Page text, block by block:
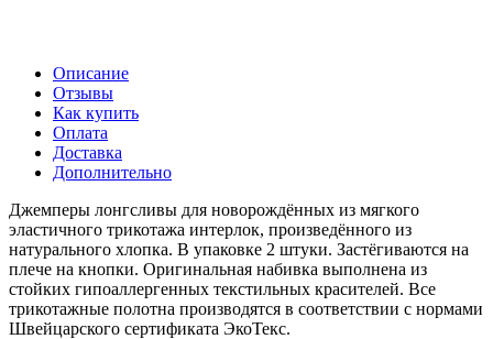
Описание
Отзывы
Как купить
Оплата
Доставка
Дополнительно
Джемперы лонгсливы для новорождённых из мягкого
эластичного трикотажа интерлок, произведённого из
натурального хлопка. В упаковке 2 штуки. Застёгиваются на
плече на кнопки. Оригинальная набивка выполнена из
стойких гипоаллергенных текстильных красителей. Все
трикотажные полотна производятся в соответствии с нормами
Швейцарского сертификата ЭкоТекс.